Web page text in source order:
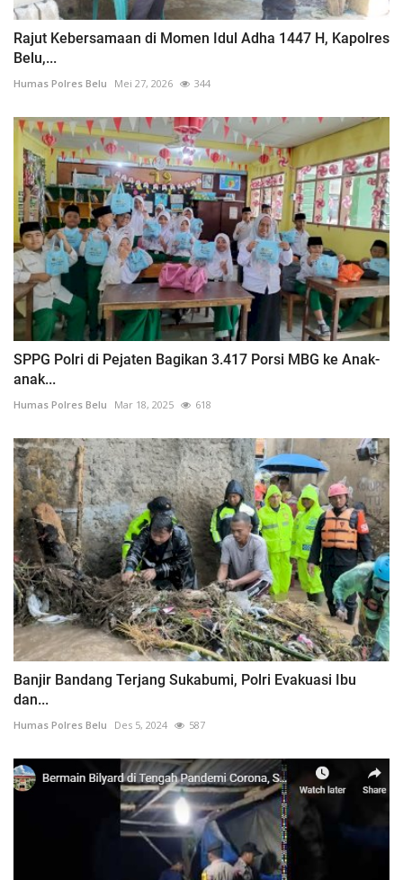
Rajut Kebersamaan di Momen Idul Adha 1447 H, Kapolres
Belu,...
Humas Polres Belu Mei 27, 2026 344
SPPG Polri di Pejaten Bagikan 3.417 Porsi MBG ke Anak-
anak...
Humas Polres Belu Mar 18, 2025 618
Banjir Bandang Terjang Sukabumi, Polri Evakuasi Ibu
dan...
Humas Polres Belu Des 5, 2024 587